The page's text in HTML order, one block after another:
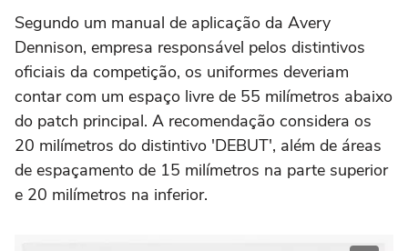
Segundo um manual de aplicação da Avery
Dennison, empresa responsável pelos distintivos
oficiais da competição, os uniformes deveriam
contar com um espaço livre de 55 milímetros abaixo
do patch principal. A recomendação considera os
20 milímetros do distintivo 'DEBUT', além de áreas
de espaçamento de 15 milímetros na parte superior
e 20 milímetros na inferior.